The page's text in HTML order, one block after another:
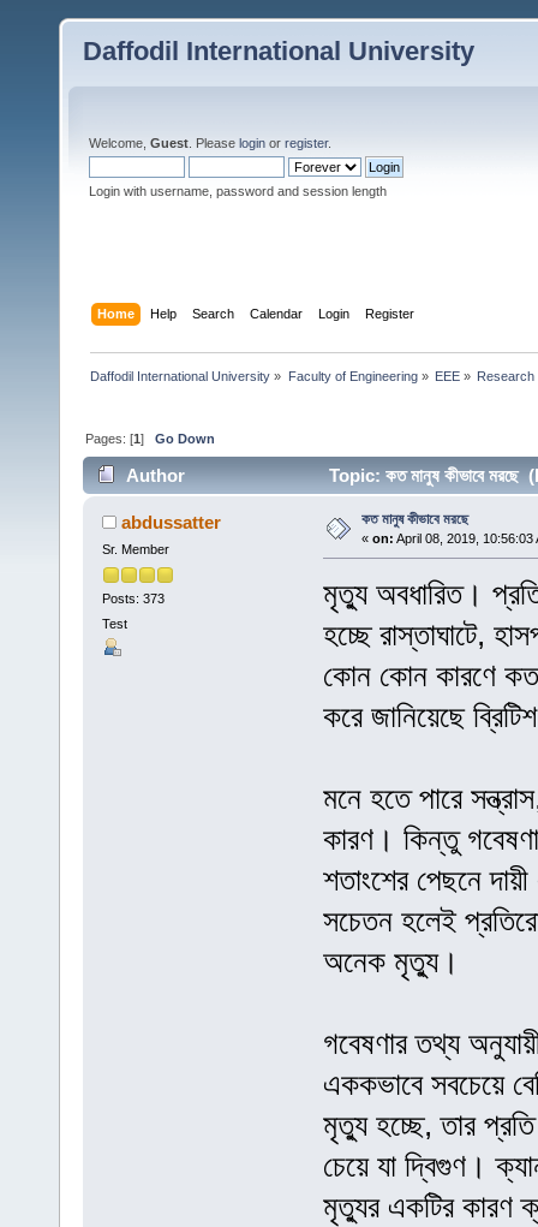
Daffodil International University
Welcome, Guest . Please login or register.
Login with username, password and session length
Home Help Search Calendar Login Register
Daffodil International University » Faculty of Engineering» EEE» Research
Pages: [1]Go Down
Author Topic: কত মানুষ কীভাবে
abdussatter
Sr. Member
Posts: 373
Test
কত মানুষ কীভাবে মরছে
« on: April 08, 2019, 10:56:03
মৃত্যু অবধারিত।
হচ্ছে রাস্তাঘাটে,
কোন কোন কারণে কত
করে জানিয়েছে
মনে হতে পারে
কারণ। কিন্তু
শতাংশের পেছনে
সচেতন হলেই
অনেক মৃত্যু।
গবেষণার তথ্য
এককভাবে সবচেয়ে
মৃত্যু হচ্ছে, তার
চেয়ে যা দ্বিগুণ।
মৃত্যুর একটির কারণ